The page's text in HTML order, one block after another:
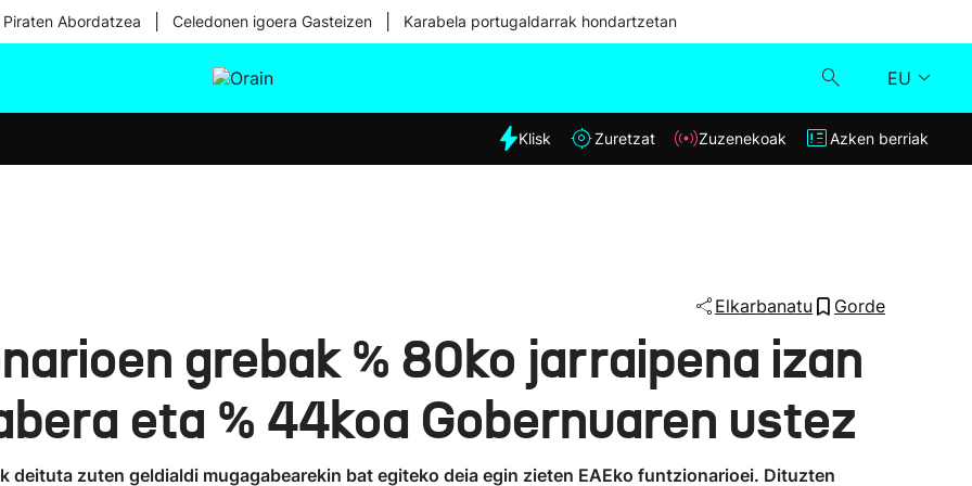
Abordatzea Celedonen igoera Gasteizen Karabela portugaldarrak hondartzetan
EU
Eguraldia
Klisk
Azken berriak
Klisk Zuretzat Zuzenekoak Azken berriak
Elkarbanatu Gorde
grebak % 80ko jarraipena izan
eta % 44koa Gobernuaren ustez
deituta zuten geldialdi mugagabearekin bat egiteko deia egin zieten EAEko funtzionarioei. Dituzten